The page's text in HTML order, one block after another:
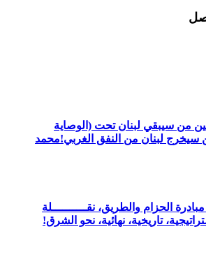
من سيبقي لبنان تحت (الوصاية
سيخرج لبنان من النفق الغربي!محمد
الحزام والطريق، نقــــــــــلة
تاريخية، نهائية، نحو الشرق!